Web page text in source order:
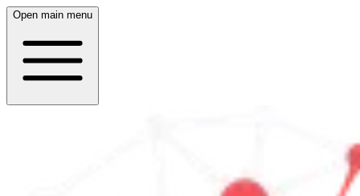
Open main menu